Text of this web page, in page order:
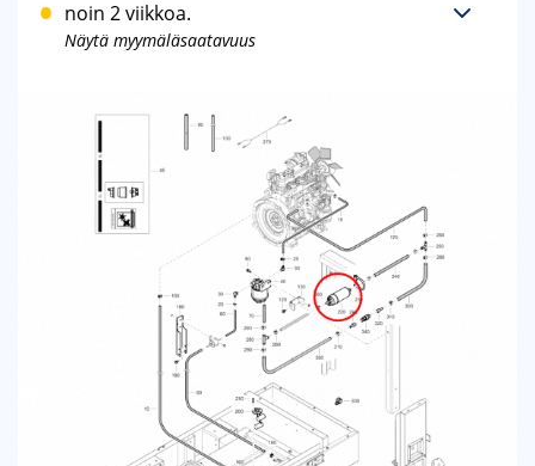
noin 2 viikkoa.
Näytä myymäläsaatavuus